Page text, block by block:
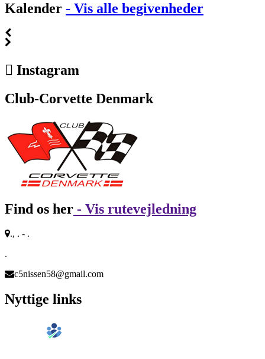
Kalender - Vis alle begivenheder
Instagram
Club-Corvette Denmark
Find os her - Vis rutevejledning
., . - .
.
c5nissen58@gmail.com
Nyttige links